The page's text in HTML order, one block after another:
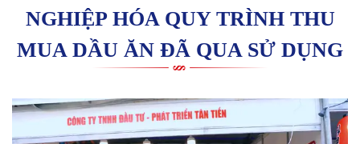
NGHIỆP HÓA QUY TRÌNH THU
MUA DẦU ĂN ĐÃ QUA SỬ DỤNG